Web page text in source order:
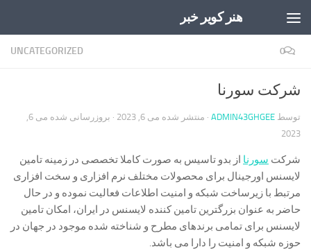
هنر کویر خبر
UNCATEGORIZED 0
شرکت سورنا
توسط ADMIN43GHGEE · منتشر شده می 6, 2023 · بروزرسانی شده
می 6,
2023
شرکت سورنا از بدو تاسیس به صورت کاملا تخصصی در زمینه تامین
لایسنس اورجینال برای محصولات مختلف نرم افزاری و سخت افزاری
مرتبط با زیرساخت شبکه و امنیت اطلاعات فعالیت نموده و در حال
حاضر به عنوان بزرگترین تامین کننده لایسنس در ایران، امکان تامین
لایسنس برای تمامی برندهای مطرح و شناخته شده موجود در جهان در
حوزه شبکه و امنیت را دارا می باشد.